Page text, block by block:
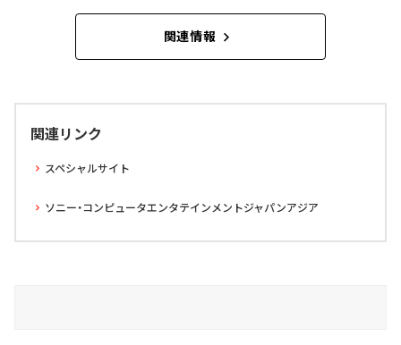
関連情報
関連リンク
スペシャルサイト
ソニー・コンピュータエンタテインメントジャパンアジア